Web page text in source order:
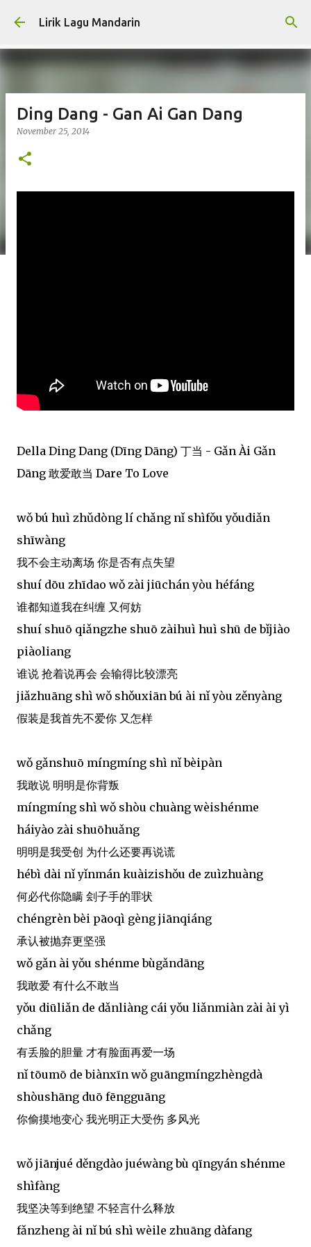
Skip to main content
Lirik Lagu Mandarin
Ding Dang - Gan Ai Gan Dang
November 25, 2014
Della Ding Dang (Dīng Dāng) 丁当 - Gǎn Ài Gǎn
Dāng 敢爱敢当 Dare To Love
wǒ bú huì zhǔdòng lí chǎng nǐ shìfǒu yǒudiǎn
shīwàng
我不会主动离场 你是否有点失望
shuí dōu zhīdao wǒ zài jiūchán yòu héfáng
谁都知道我在纠缠 又何妨
shuí shuō qiǎngzhe shuō zàihuì huì shū de bǐjiào
piàoliang
谁说 抢着说再会 会输得比较漂亮
jiǎzhuāng shì wǒ shǒuxiān bú ài nǐ yòu zěnyàng
假装是我首先不爱你 又怎样
wǒ gǎnshuō míngmíng shì nǐ bèipàn
我敢说 明明是你背叛
míngmíng shì wǒ shòu chuàng wèishénme
háiyào zài shuōhuǎng
明明是我受创 为什么还要再说谎
hébì dài nǐ yǐnmán kuàizishǒu de zuìzhuàng
何必代你隐瞒 刽子手的罪状
chéngrèn bèi pāoqì gèng jiānqiáng
承认被抛弃更坚强
wǒ gǎn ài yǒu shénme bùgǎndāng
我敢爱 有什么不敢当
yǒu diūliǎn de dǎnliàng cái yǒu liǎnmiàn zài ài yì
chǎng
有丢脸的胆量 才有脸面再爱一场
nǐ tōumō de biànxīn wǒ guāngmíngzhèngdà
shòushāng duō fēngguāng
你偷摸地变心 我光明正大受伤 多风光
wǒ jiānjué děngdào juéwàng bù qīngyán shénme
shìfàng
我坚决等到绝望 不轻言什么释放
fǎnzheng ài nǐ bú shì wèile zhuāng dàfang